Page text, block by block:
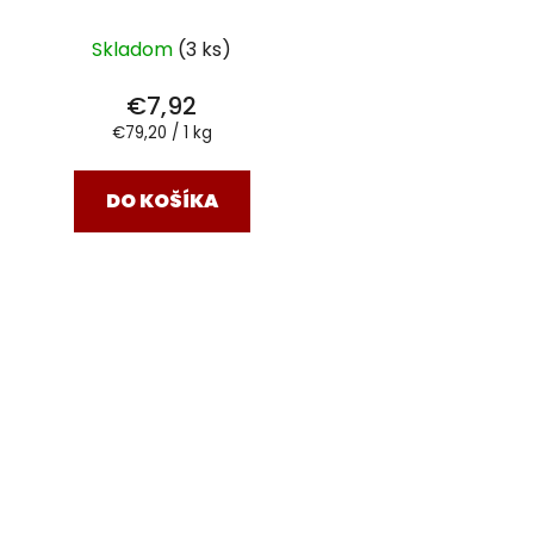
Skladom (3 ks)
€7,92
Jednotková
€79,20 / 1 kg
DO KOŠÍKA